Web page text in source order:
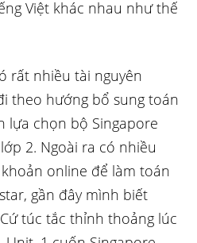
Việt khác nhau như thế
rất nhiều tài nguyên
theo hướng bổ sung toán
lựa chọn bộ Singapore
2. Ngoài ra có nhiều
online để làm toán
gần đây mình biết
túc tắc thỉnh thoảng lúc